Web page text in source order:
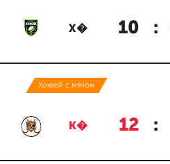
Х� 10 :
Хоккей с мячом
К� 12 :